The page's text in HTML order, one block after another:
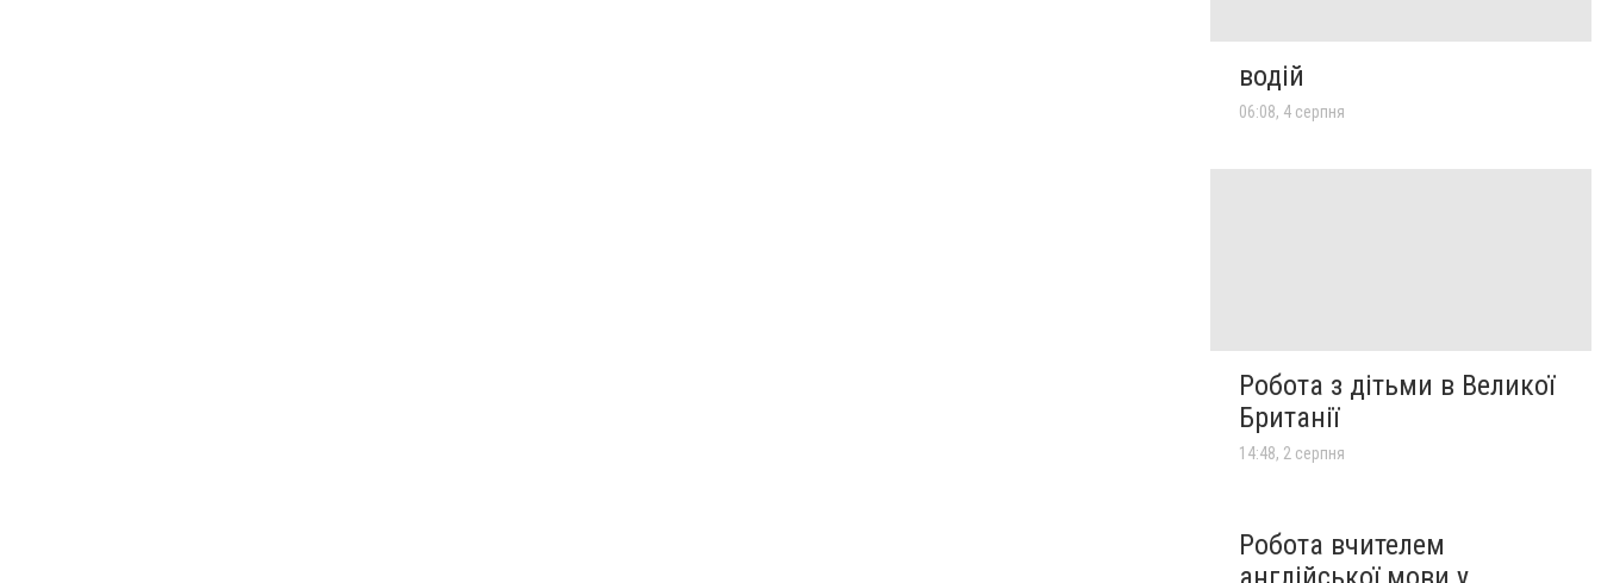
водій
06:08, 4 серпня
Робота з дітьми в Великої
Британії
14:48, 2 серпня
Робота вчителем